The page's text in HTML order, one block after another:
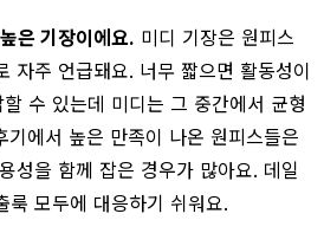
은 기장이에요. 미디 기장은 원피스
자주 언급돼요. 너무 짧으면 활동성이
수 있는데 미디는 그 중간에서 균형
기에서 높은 만족이 나온 원피스들은
성을 함께 잡은 경우가 많아요. 데일
룩 모두에 대응하기 쉬워요.